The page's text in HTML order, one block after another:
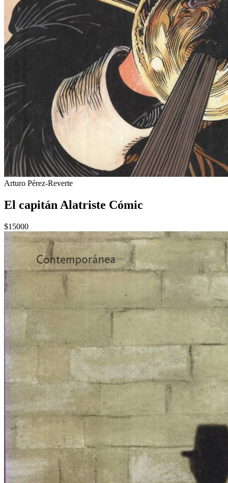
Arturo Pérez-Reverte
El capitán Alatriste Cómic
$15000